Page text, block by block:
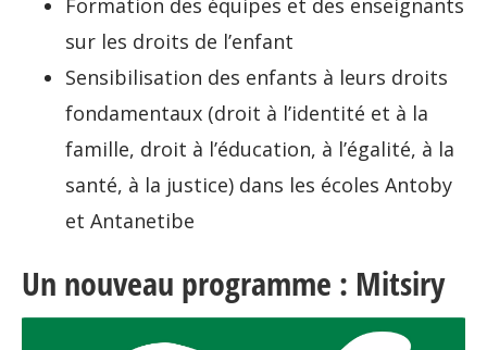
sur les droits de l’enfant
Sensibilisation des enfants à leurs droits
fondamentaux (droit à l’identité et à la
famille, droit à l’éducation, à l’égalité, à la
santé, à la justice) dans les écoles Antoby
et Antanetibe
Un nouveau programme : Mitsiry